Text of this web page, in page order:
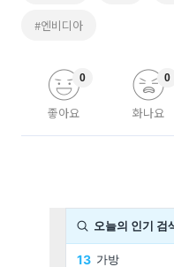
#엔비디아
좋아요
0
화나요
0